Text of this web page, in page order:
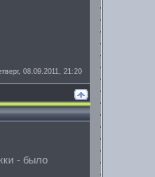
08.09.2011, 21:20
- было